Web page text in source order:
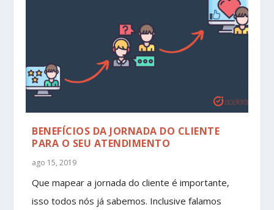
BENEFÍCIOS DA JORNADA DO CLIENTE
PARA O SEU ATENDIMENTO
ago 15, 2019
Que mapear a jornada do cliente é importante,
isso todos nós já sabemos. Inclusive falamos